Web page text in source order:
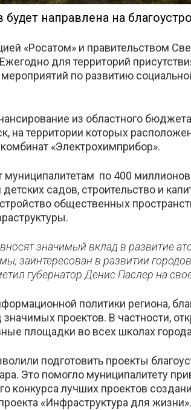
направлена на
«Росатом» и правительством
для территорий
по развитию
из областного
на территории которых
«Электрохимприбор».
по 400
садов, строительство и
общественных
значимый вклад в развитие
заинтересован в развитии
губернатор Денис Паслер на
политики региона,
проектов. В частности,
площадки во всех школах
подготовить проекты
Это помогло муниципалитету
конкурса лучших проектов
«Инфраструктура для жизни».